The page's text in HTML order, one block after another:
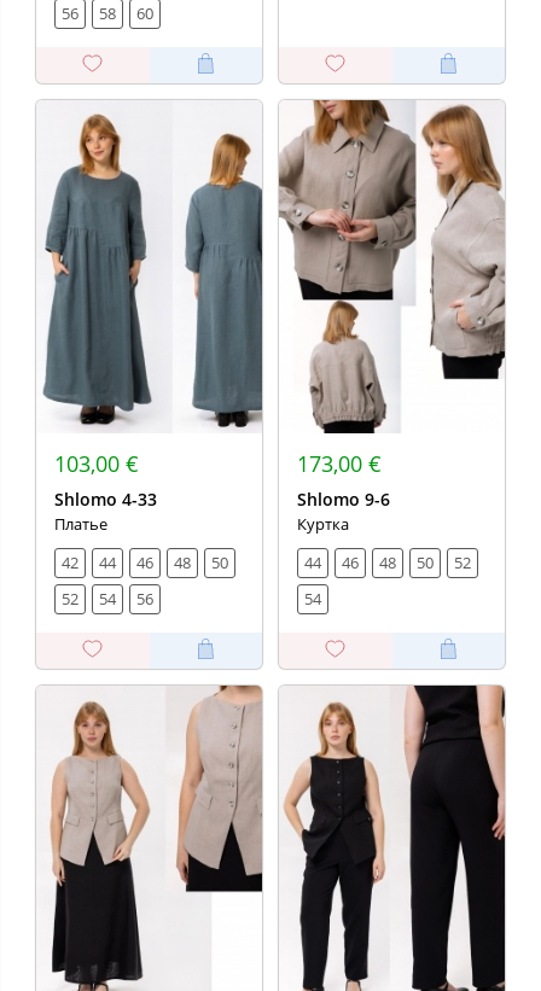
56
58 60
103,00 €
Shlomo 4-33
Платье
42
44 46 48
50
52
54 56
173,00 €
Shlomo 9-6
Куртка
44
46 48 50
52
54